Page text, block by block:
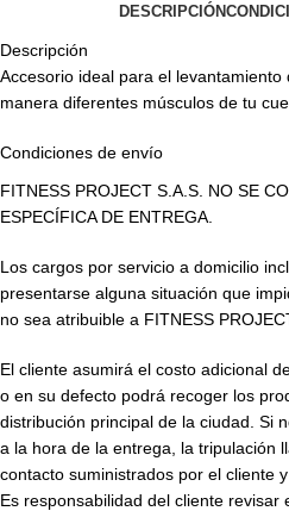
DESCRIPCIÓN
Descripción
Accesorio ideal para el
manera diferentes músculos de tu
Condiciones de envío
FITNESS PROJECT S.A.S. NO SE
ESPECÍFICA DE ENTREGA.
Los cargos por servicio a domicilio
presentarse alguna situación que
no sea atribuible a FITNESS
El cliente asumirá el costo adicional
o en su defecto podrá recoger los
distribución principal de la ciudad. Si
a la hora de la entrega, la tripulación
contacto suministrados por el cliente
Es responsabilidad del cliente revisar